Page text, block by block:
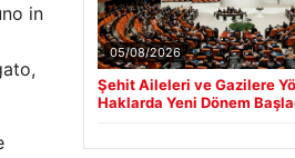
in
05/08/2026
Şehit Aileleri ve Gazilere
Haklarda Yeni Dönem